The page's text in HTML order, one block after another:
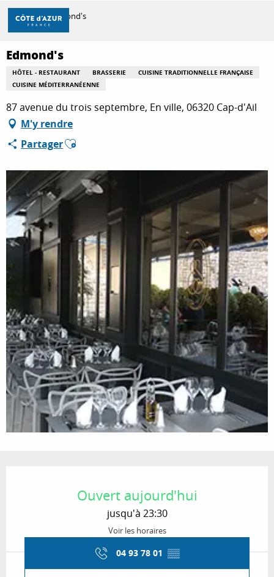
Aller
contenu
principal
DÉCOUVRIR
À FAIRE
SÉJOURNER
Accueil Edmond's
Edmond's
HÔTEL - RESTAURANT BRASSERIE
CUISINE TRADITIONNELLE FRANÇAISE
CUISINE MÉDITERRANÉENNE
87 avenue du trois septembre, En ville, 06320 Cap-d'Ail
M'y rendre
PartagerAjouter aux favoris
Ouvert aujourd'hui
jusqu'à 23:30
Voir les horaires
04 93 78 01 ▒▒